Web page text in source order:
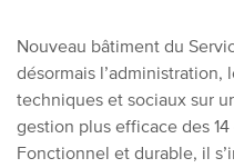
Nouveau bâtiment du
désormais l’administration,
techniques et sociaux sur
gestion plus efficace des
Fonctionnel et durable, il